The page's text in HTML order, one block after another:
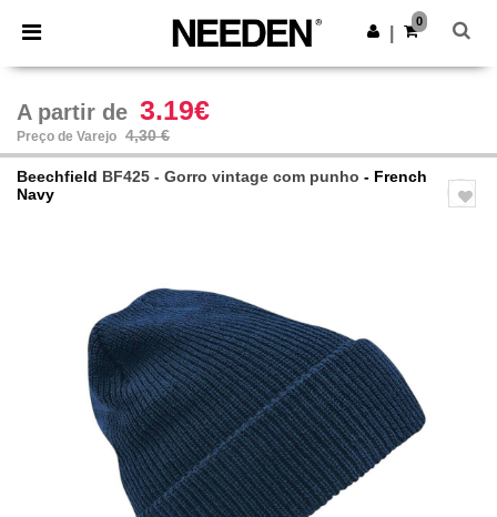
× App Needen
Melhores preços na app!
Obter app
0
A partir de 3.19€
Preço de Varejo 4,30 €
Beechfield BF425 - Gorro vintage com punho - French
Navy